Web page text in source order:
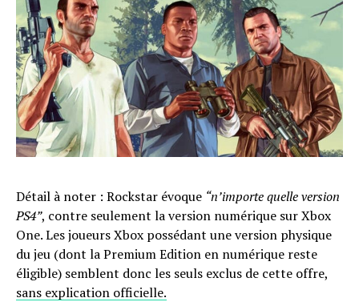
Détail à noter : Rockstar évoque “n’importe quelle version
PS4”, contre seulement la version numérique sur Xbox
One. Les joueurs Xbox possédant une version physique
du jeu (dont la Premium Edition en numérique reste
éligible) semblent donc les seuls exclus de cette offre,
sans explication officielle.